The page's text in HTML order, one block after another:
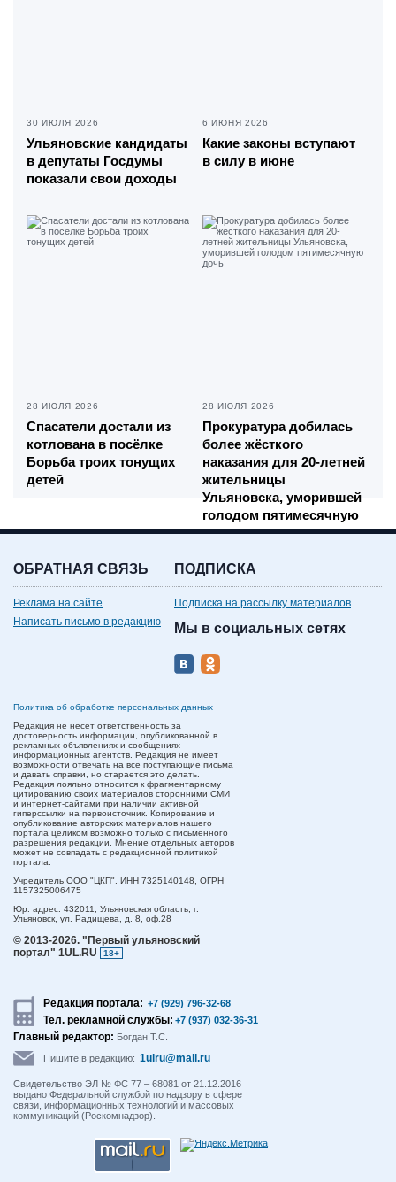
30 ИЮЛЯ 2026
Ульяновские кандидаты
в депутаты Госдумы
показали свои доходы
6 ИЮНЯ 2026
Какие законы вступают
в силу в июне
28 ИЮЛЯ 2026
Спасатели достали из
котлована в посёлке
Борьба троих тонущих
детей
28 ИЮЛЯ 2026
Прокуратура добилась
более жёсткого
наказания для 20-летней
жительницы
Ульяновска, уморившей
голодом пятимесячную
дочь
ОБРАТНАЯ СВЯЗЬ
Реклама на сайте
Написать письмо в редакцию
ПОДПИСКА
Подписка на рассылку материалов
Мы в социальных сетях
Политика об обработке персональных данных
Редакция не несет ответственность за
достоверность информации, опубликованной в
рекламных объявлениях и сообщениях
информационных агентств. Редакция не имеет
возможности отвечать на все поступающие письма
и давать справки, но старается это делать.
Редакция лояльно относится к фрагментарному
цитированию своих материалов сторонними СМИ
и интернет-сайтами при наличии активной
гиперссылки на первоисточник. Копирование и
опубликование авторских материалов нашего
портала целиком возможно только с письменного
разрешения редакции. Мнение отдельных авторов
может не совпадать с редакционной политикой
портала.
Учредитель ООО "ЦКП". ИНН 7325140148, ОГРН
1157325006475
Юр. адрес: 432011, Ульяновская область, г.
Ульяновск, ул. Радищева, д. 8, оф.28
© 2013-2026. "Первый ульяновский
портал" 1UL.RU
18+
Редакция портала: +7 (929) 796-32-68
Тел. рекламной службы: +7 (937) 032-36-31
Главный редактор: Богдан Т.С.
Пишите в редакцию: 1ulru@mail.ru
Свидетельство ЭЛ № ФС 77 – 68081 от 21.12.2016
выдано Федеральной службой по надзору в сфере
связи, информационных технологий и массовых
коммуникаций (Роскомнадзор).